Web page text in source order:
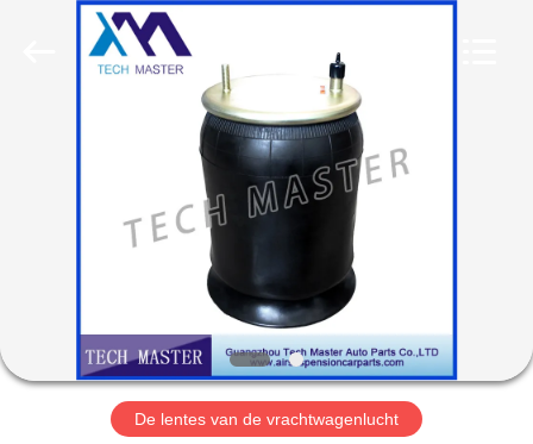
PRODUCTEN
OVER
ONS
De lentes van de vrachtwagenlucht